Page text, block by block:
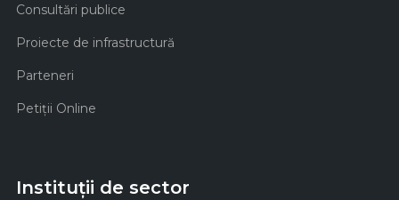
Consultări publice
Proiecte de infrastructură
Parteneri
Petiții Online
Instituții de sector